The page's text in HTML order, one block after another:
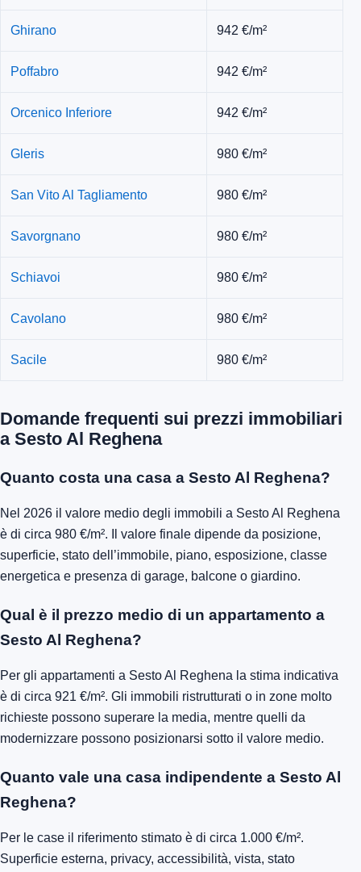
Ghirano 942 €/m²
Poffabro 942 €/m²
Orcenico Inferiore 942 €/m²
Gleris 980 €/m²
San Vito Al Tagliamento 980 €/m²
Savorgnano 980 €/m²
Schiavoi 980 €/m²
Cavolano 980 €/m²
Sacile 980 €/m²
Domande frequenti sui prezzi immobiliari
a Sesto Al Reghena
Quanto costa una casa a Sesto Al Reghena?
Nel 2026 il valore medio degli immobili a Sesto Al Reghena
è di circa 980 €/m². Il valore finale dipende da posizione,
superficie, stato dell’immobile, piano, esposizione, classe
energetica e presenza di garage, balcone o giardino.
Qual è il prezzo medio di un appartamento a
Sesto Al Reghena?
Per gli appartamenti a Sesto Al Reghena la stima indicativa
è di circa 921 €/m². Gli immobili ristrutturati o in zone molto
richieste possono superare la media, mentre quelli da
modernizzare possono posizionarsi sotto il valore medio.
Quanto vale una casa indipendente a Sesto Al
Reghena?
Per le case il riferimento stimato è di circa 1.000 €/m².
Superficie esterna, privacy, accessibilità, vista, stato